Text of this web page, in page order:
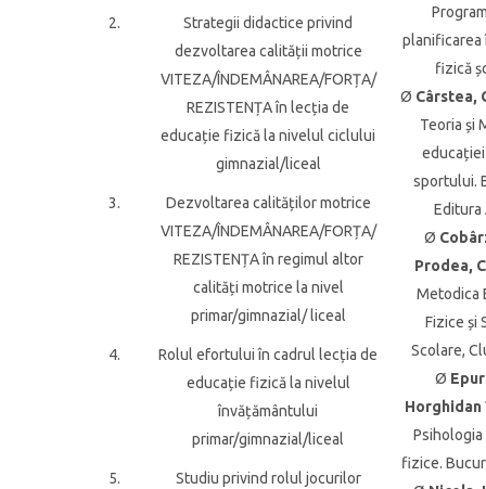
planificarea
fizică
Ø Cârstea,
Teoria și
sportului.
Editura
Ø
Prodea,
Metodica
Fizice și
Scolare,
Ø
Horghidan
fizice.
2.
Strategii didactice privind
dezvoltarea calității motrice
VITEZA/ÎNDEMÂNAREA/FORȚA/
REZISTENȚA în lecția de
educație fizică la nivelul ciclului
gimnazial/liceal
3.
Dezvoltarea calităților motrice
VITEZA/ÎNDEMÂNAREA/FORȚA/
REZISTENȚA în regimul altor
calități motrice la nivel
primar/gimnazial/ liceal
4.
Rolul efortului în cadrul lecția de
educație fizică la nivelul
învățământului
primar/gimnazial/liceal
5.
Studiu privind rolul jocurilor